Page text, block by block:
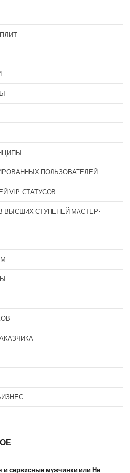
ПОЛЬЗОВАТЕЛЕЙ
VIP-СТАТУСОВ
ВЫСШИХ СТУПЕНЕЙ МАСТЕР-
и сервисные мужчинки или Не